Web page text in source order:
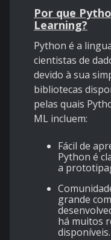
Por que
Learning?
Python é a
cientistas de
devido à sua
bibliotecas
pelas quais
ML incluem:
Fácil de
Python é
a
grande
há muitos
disponíveis.